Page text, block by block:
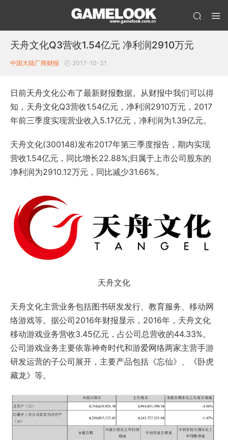
天舟文化Q3营收1.54亿元 净利润2910万元
中国大陆厂商财报 2017-10-31
日前天舟文化公布了最新财报数据。从财报中我们可以得
知，天舟文化Q3营收1.54亿元，净利润2910万元，2017
年前三季度实现营业收入5.17亿元，净利润为1.39亿元。
天舟文化(300148)发布2017年第三季度报告，期内实现
营收1.54亿元，同比增长22.88%;归属于上市公司股东的
净利润为2910.12万元，同比减少31.66%。
天舟文化
天舟文化主营业务包括图书研发发行、教育服务、移动网
络游戏等。据公司2016年财报显示，2016年，天舟文化
移动游戏业务营收3.45亿元，占公司总营收的44.33%。
公司游戏业务主要依靠神奇时代和游爱网络两家主营手游
研发运营的子公司展开，主要产品包括《忘仙》、《卧虎
藏龙》等。